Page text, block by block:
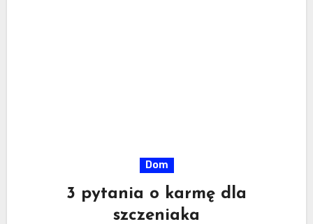
Dom
3 pytania o karmę dla
szczeniaka